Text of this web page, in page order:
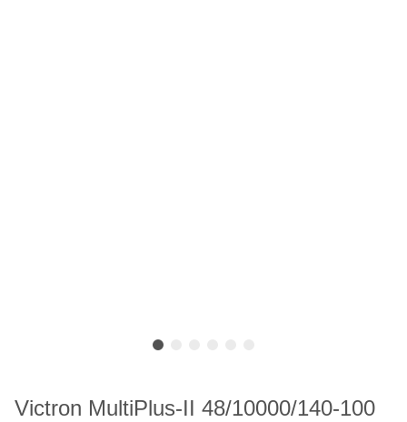
Victron MultiPlus-II 48/10000/140-100